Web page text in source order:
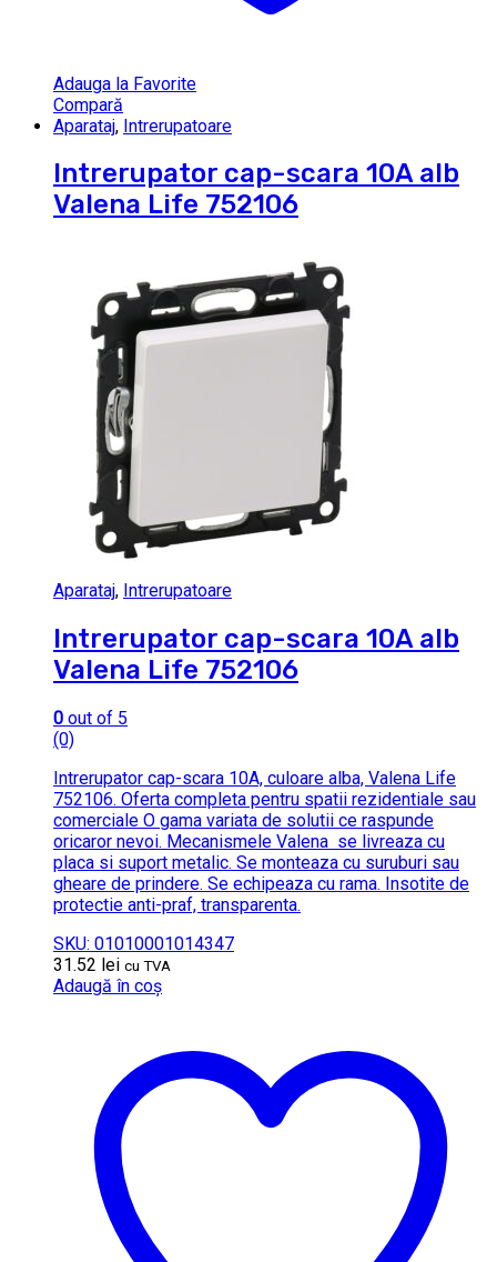
Adauga la Favorite
Compară
Aparataj, Intrerupatoare
Intrerupator cap-scara 10A alb
Valena Life 752106
Aparataj, Intrerupatoare
Intrerupator cap-scara 10A alb
Valena Life 752106
0 out of 5
(0)
Intrerupator cap-scara 10A, culoare alba, Valena Life
752106. Oferta completa pentru spatii rezidentiale sau
comerciale O gama variata de solutii ce raspunde
oricaror nevoi. Mecanismele Valena se livreaza cu
placa si suport metalic. Se monteaza cu suruburi sau
gheare de prindere. Se echipeaza cu rama. Insotite de
protectie anti-praf, transparenta.
SKU: 01010001014347
31.52 lei cu TVA
Adaugă în coș